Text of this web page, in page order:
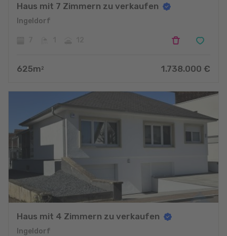
Haus mit 7 Zimmern zu verkaufen
Ingeldorf
625m 2 1.738.000 €
Haus mit 4 Zimmern zu verkaufen
Ingeldorf